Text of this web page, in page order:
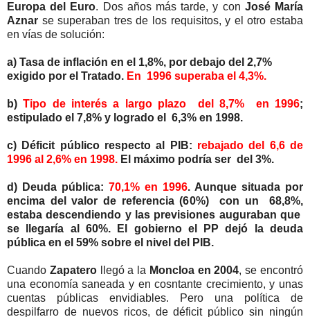
Europa del Euro. Dos años más tarde, y con José María
Aznar se superaban tres de los requisitos, y el otro estaba
en vías de solución:
a) Tasa de inflación en el 1,8%, por debajo del 2,7%
exigido por el Tratado. En 1996 superaba el 4,3%.
b)Tipo de interés a largo plazo del 8,7% en 1996;
estipulado el 7,8% y logrado el 6,3% en 1998.
c) Déficit público respecto al PIB: rebajado del 6,6 de
1996 al 2,6% en 1998. El máximo podría ser del 3%.
d) Deuda pública: 70,1% en 1996. Aunque situada por
encima del valor de referencia (60%) con un 68,8%,
estaba descendiendo y las previsiones auguraban que
se llegaría al 60%. El gobierno el PP dejó la deuda
pública en el 59% sobre el nivel del PIB.
Cuando Zapaterollegó a la Moncloa en 2004, se encontró
una economía saneada y en cosntante crecimiento, y unas
cuentas públicas envidiables. Pero una política de
despilfarro de nuevos ricos, de déficit público sin ningún